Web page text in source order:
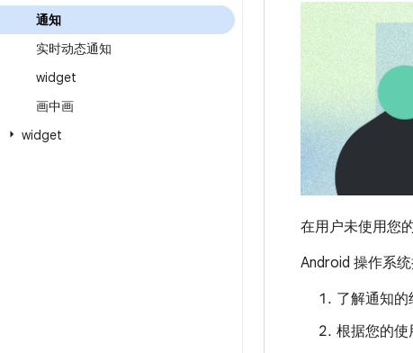
通知
实时动态通知
widget
画中画
widget
在用户未使用您
Android 操作系
了解通知的
根据您的使